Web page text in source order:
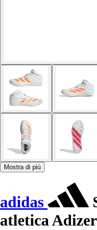
Mostra di più
adidas
atletica